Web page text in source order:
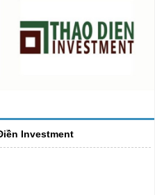
Investment